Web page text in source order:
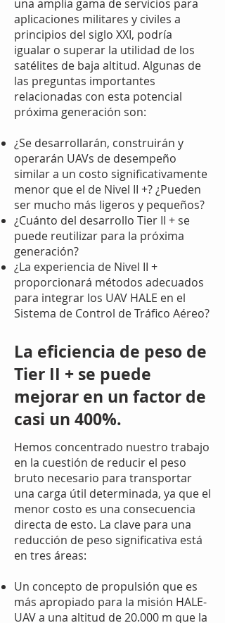
una amplia gama de servicios para
aplicaciones militares y civiles a
principios del siglo XXI, podría
igualar o superar la utilidad de los
satélites de baja altitud. Algunas de
las preguntas importantes
relacionadas con esta potencial
próxima generación son:
¿Se desarrollarán, construirán y
operarán UAVs de desempeño
similar a un costo significativamente
menor que el de Nivel II +? ¿Pueden
ser mucho más ligeros y pequeños?
¿Cuánto del desarrollo Tier II + se
puede reutilizar para la próxima
generación?
¿La experiencia de Nivel II +
proporcionará métodos adecuados
para integrar los UAV HALE en el
Sistema de Control de Tráfico Aéreo?
La eficiencia de peso de
Tier II + se puede
mejorar en un factor de
casi un 400%.
Hemos concentrado nuestro trabajo
en la cuestión de reducir el peso
bruto necesario para transportar
una carga útil determinada, ya que el
menor costo es una consecuencia
directa de esto. La clave para una
reducción de peso significativa está
en tres áreas:
Un concepto de propulsión que es
más apropiado para la misión HALE-
UAV a una altitud de 20.000 m que la